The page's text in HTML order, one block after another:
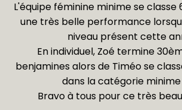
L'équipe féminine minime se classe
une très belle performance
niveau présent cette
En individuel, Zoé termine
benjamines alors de Timéo se
dans la catégorie
Bravo à tous pour ce très